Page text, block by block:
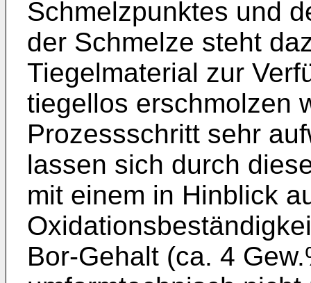
Schmelzpunktes und
der Schmelze steht
Tiegelmaterial zur
tiegellos erschmolzen
Prozessschritt sehr
lassen sich durch
mit einem in Hinblick
Bor-Gehalt (ca. 4